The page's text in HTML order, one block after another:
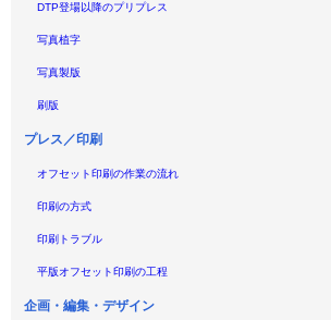
DTP登場以降のプリプレス
写真植字
写真製版
刷版
プレス／印刷
オフセット印刷の作業の流れ
印刷の方式
印刷トラブル
平版オフセット印刷の工程
企画・編集・デザイン